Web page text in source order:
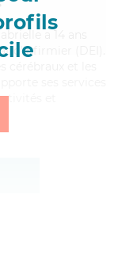
a 14 ans
d'infirmier (DEI).
et